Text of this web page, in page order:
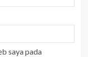
saya pada